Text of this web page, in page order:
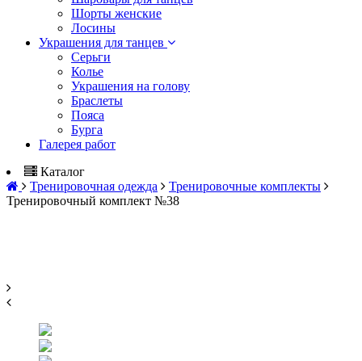
Шорты женские
Лосины
Украшения для танцев
Серьги
Колье
Украшения на голову
Браслеты
Пояса
Бурга
Галерея работ
Каталог
Тренировочная одежда
Тренировочные комплекты
Тренировочный комплект №38